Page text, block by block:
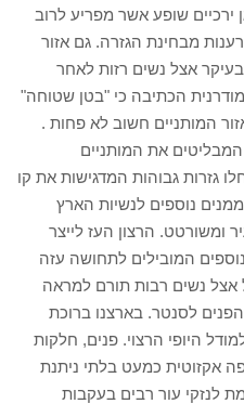
ירכיים שופע אשר מפריע לרוב
מבחינת הגזרה. גם אזור
אצל נשים רזות לאחר
הכתיבה כי "בטן שטוחה"
המותניים חשוב לא פחות .
המבליטים את המותניים
גזרות גבוהות המדגישות את קו
נוספים לנשיות הארץ
ומשורטט. הרצון העז לייצר
המובילים לתחושה עזה
אצל נשים רבות תורם למראה
הפנים לסנטר. בארצנו ברוכת
היופי הרצוי. פנים, חלקות
אקזוטית כמעט בלתי ניתנת
לנזקי עור רבים בעקבות